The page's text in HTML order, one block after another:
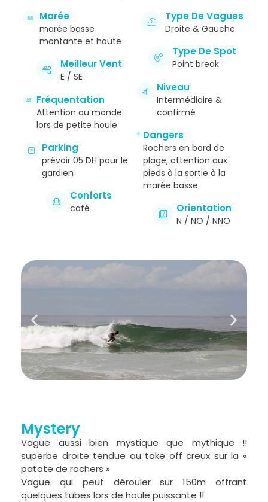
Marée
marée basse
montante et haute
Meilleur Vent
E / SE
Fréquentation
Attention au monde
lors de petite houle
Parking
prévoir 05 DH pour le
gardien
Conforts
café
Type De Vagues
Droite & Gauche
Type De Spot
Point break
Niveau
Intermédiaire &
confirmé
Dangers
Rochers en bord de
plage, attention aux
pieds à la sortie à la
marée basse
Orientation
N / NO / NNO
Mystery
Vague aussi bien mystique que mythique !!
superbe droite tendue au take off creux sur la «
patate de rochers »
Vague qui peut dérouler sur 150m offrant
quelques tubes lors de houle puissante !!